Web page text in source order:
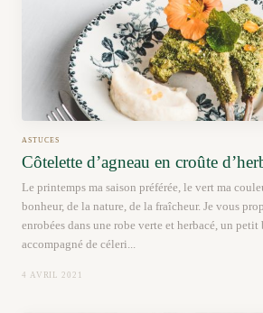
ASTUCES
Côtelette d’agneau en croûte
Le printemps ma saison préférée, le vert ma
bonheur, de la nature, de la fraîcheur. Je vous
enrobées dans une robe verte et herbacé, un
accompagné de céleri...
4 AVRIL 2021